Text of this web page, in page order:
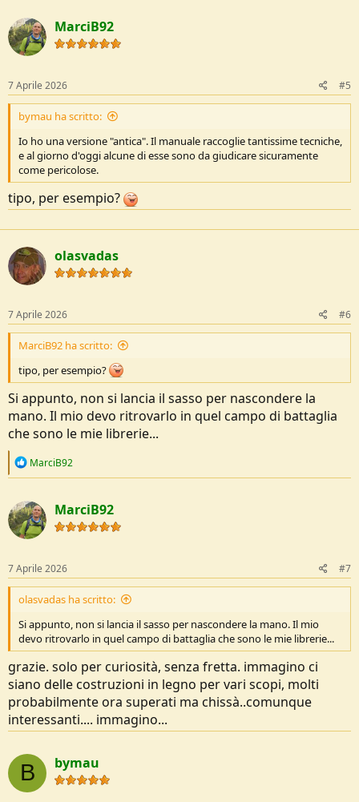
c
t
i
o
s
:
MarciB92
7 Aprile 2026 #5
bymau ha scritto:
Io ho una versione "antica". Il manuale raccoglie tantissime tecniche,
e al giorno d'oggi alcune di esse sono da giudicare sicuramente
come pericolose.
tipo, per esempio?
olasvadas
7 Aprile 2026 #6
MarciB92 ha scritto:
tipo, per esempio?
Si appunto, non si lancia il sasso per nascondere la
mano. Il mio devo ritrovarlo in quel campo di battaglia
che sono le mie librerie...
R
c
t
i
o
s
:
MarciB92
MarciB92
7 Aprile 2026 #7
olasvadas ha scritto:
Si appunto, non si lancia il sasso per nascondere la mano. Il mio
devo ritrovarlo in quel campo di battaglia che sono le mie librerie...
grazie. solo per curiosità, senza fretta. immagino ci
siano delle costruzioni in legno per vari scopi, molti
probabilmente ora superati ma chissà..comunque
interessanti.... immagino...
B bymau